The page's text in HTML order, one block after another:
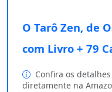
O Tarô Zen, de
com Livro + 79
Confira os
diretamente na